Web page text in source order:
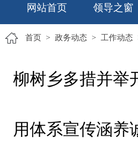
网站首页 领导之窗
首页 > 政务动态 > 工作动态
柳树乡多措并举
用体系宣传涵养